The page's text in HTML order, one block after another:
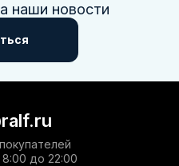
наши новости
до 22:00